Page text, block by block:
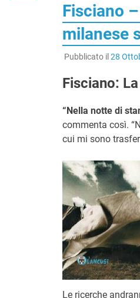
Fisciano
milanese
Pubblicato il 28
Fisciano:
“Nella notte di
commenta così.
cui mi sono
Le ricerche